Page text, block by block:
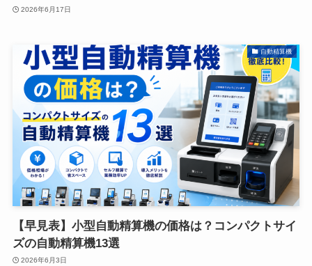
2026年6月17日
自動精算機
【早見表】小型自動精算機の価格は？コンパクトサイ
ズの自動精算機13選
2026年6月3日